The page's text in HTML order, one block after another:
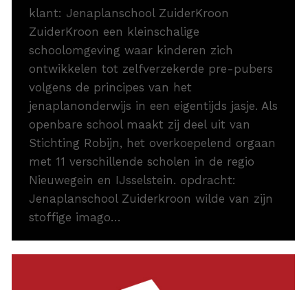
klant: Jenaplanschool ZuiderKroon
ZuiderKroon een kleinschalige
schoolomgeving waar kinderen zich
ontwikkelen tot zelfverzekerde pre-pubers
volgens de principes van het
jenaplanonderwijs in een eigentijds jasje. Als
openbare school maakt zij deel uit van
Stichting Robijn, het overkoepelend orgaan
met 11 verschillende scholen in de regio
Nieuwegein en IJsselstein. opdracht:
Jenaplanschool Zuiderkroon wilde van zijn
stoffige imago…